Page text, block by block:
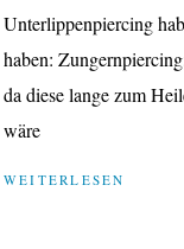
Unterlippenpiercing
haben:
da diese lange zum
wäre
WEITERLESEN